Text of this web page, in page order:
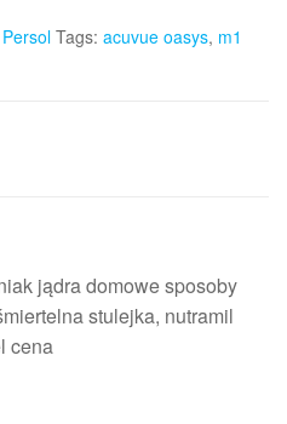
Persol Tags: acuvue oasys, m1
jądra domowe sposoby
stulejka, nutramil
cena